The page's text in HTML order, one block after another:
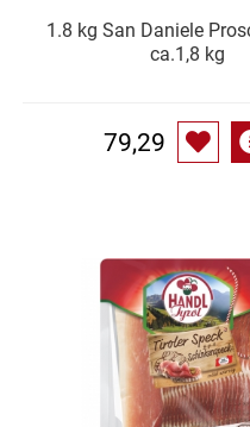
1.8 kg San Daniele
ca.1,8 kg
79,29